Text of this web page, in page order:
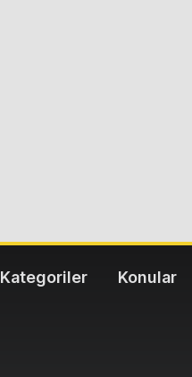
Kategoriler Konular